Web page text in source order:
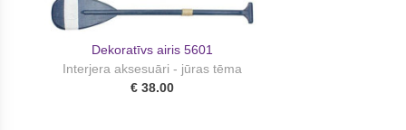
Dekoratīvs airis 5601
Interjera aksesuāri - jūras tēma
€ 38.00